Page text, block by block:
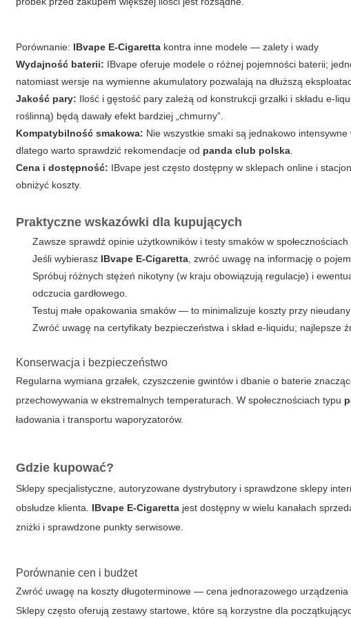
Porównanie: IBvape E-Cigaretta kontra inne modele — zalety i wady
Wydajność baterii: IBvape oferuje modele o różnej pojemności baterii;
natomiast wersje na wymienne akumulatory pozwalają na dłuższą
Jakość pary: Ilość i gęstość pary zależą od konstrukcji grzałki i składu e-
roślinną) będą dawały efekt bardziej „chmurny”.
Kompatybilność smakowa: Nie wszystkie smaki są jednakowo
dlatego warto sprawdzić rekomendacje od panda club polska
Cena i dostępność: IBvape jest często dostępny w sklepach online i
obniżyć koszty.
Praktyczne wskazówki dla kupujących
Zawsze sprawdź opinie użytkowników i testy smaków w
Jeśli wybierasz IBvape E-Cigaretta , zwróć uwagę na informację o
Spróbuj różnych stężeń nikotyny (w kraju obowiązują regulacje) i
odczucia gardłowego.
Testuj małe opakowania smaków — to minimalizuje koszty przy
Zwróć uwagę na certyfikaty bezpieczeństwa i skład e-liquidu; najlepsze
Konserwacja i bezpieczeństwo
Regularna wymiana grzałek, czyszczenie gwintów i dbanie o baterie
przechowywania w ekstremalnych temperaturach. W społecznościach typu
ładowania i transportu waporyzatorów.
Gdzie kupować?
Sklepy specjalistyczne, autoryzowane dystrybutory i sprawdzone sklepy
obsłudze klienta. IBvape E-Cigaretta jest dostępny w wielu kanałach
zniżki i sprawdzone punkty serwisowe.
Porównanie cen i budżet
Zwróć uwagę na koszty długoterminowe — cena jednorazowego
Sklepy często oferują zestawy startowe, które są korzystne dla